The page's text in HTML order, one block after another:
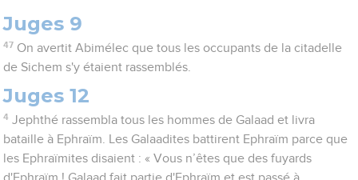
Juges 9
47 On avertit Abimélec que tous les occupants de la citadelle
de Sichem s'y étaient rassemblés.
Juges 12
4 Jephthé rassembla tous les hommes de Galaad et livra
bataille à Ephraïm. Les Galaadites battirent Ephraïm parce que
les Ephraïmites disaient : « Vous n’êtes que des fuyards